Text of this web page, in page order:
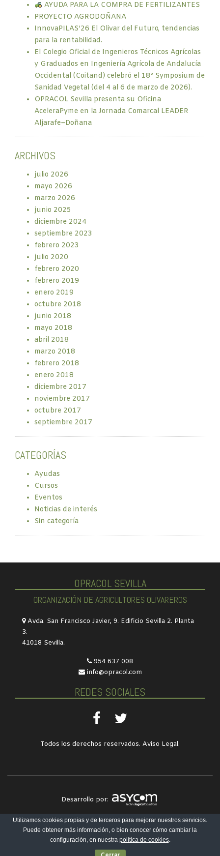
AYUDA PARA LA COMPRA DE FERTILIZANTES
PROYECTO AGRODOÑANA
InnovaPILAS’26 El Olivar del Futuro, tendencias
para la rentabilidad.
El Colegio Oficial de Ingenieros Técnicos Agrícolas
y Graduados en Ingeniería Agrícola de Andalucía
Occidental (Coitand) celebró el 18º Symposium de
Sanidad Vegetal (del 4 al 6 de marzo de 2026).
OPRACOL Sevilla presenta su Oficina
AceleraPyme en la Jornada Comarcal LEADER
Aljarafe–Doñana
ARCHIVOS
julio 2026
mayo 2026
marzo 2026
junio 2025
diciembre 2024
septiembre 2023
febrero 2023
julio 2020
febrero 2020
febrero 2019
enero 2019
octubre 2018
junio 2018
mayo 2018
abril 2018
marzo 2018
febrero 2018
enero 2018
diciembre 2017
noviembre 2017
octubre 2017
septiembre 2017
CATEGORÍAS
Ayudas
Cursos
Eventos
Noticias de interés
Sin categoría
OPRACOL SEVILLA
ORGANIZACIÓN DE AGRICULTORES OLIVAREROS
Avda. San Francisco Javier, 9. Edificio Sevilla 2. Planta
3.
41018 Sevilla.
954 637 008
info@opracol.com
REDES SOCIALES
Todos los derechos reservados. Aviso Legal.
Desarrollo por:
Utilizamos cookies propias y de terceros para mejorar nuestros servicios.
Puede obtener más información, o bien conocer cómo cambiar la
configuración, en nuestra política de cookies.